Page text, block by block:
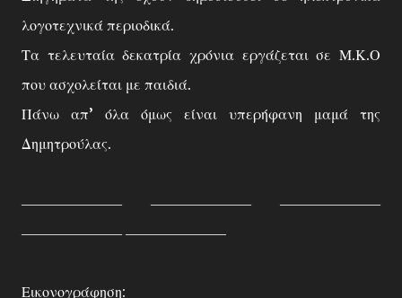
λογοτεχνικά περιοδικά.
Τα τελευταία δεκατρία χρόνια εργάζεται σε Μ.Κ.Ο
που ασχολείται με παιδιά.
Πάνω απ’ όλα όμως είναι υπερήφανη μαμά της
Δημητρούλας.
――――――― ――――――― ―――――――
――――――― ―――――――
Εικονογράφηση: